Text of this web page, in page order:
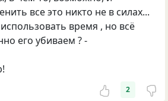
все это никто не в силах...
время , но всё
его убиваем ? -
2